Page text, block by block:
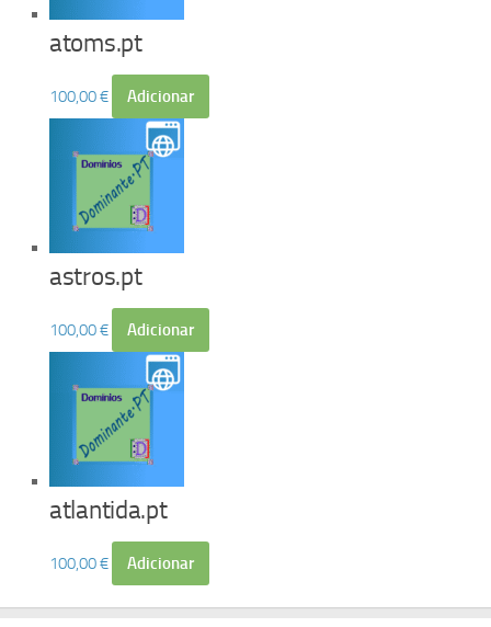
atoms.pt
100,00€ Adicionar
astros.pt
100,00€ Adicionar
atlantida.pt
100,00€ Adicionar